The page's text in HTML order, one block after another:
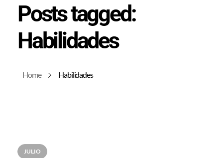
Home Habilidades
Posts tagged:
Habilidades
JULIO